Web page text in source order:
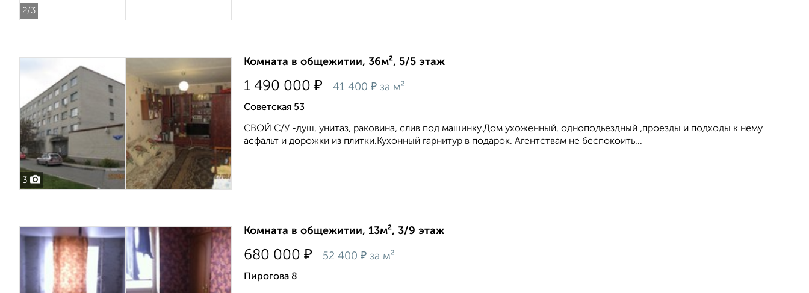
2/3
3
Комната в общежитии, 36м², 5/5 этаж
1 490 000 ₽ 41 400 ₽ за м²
Советская 53
СВОЙ С/У -душ, унитаз, раковина, слив под машинку.Дом ухоженный, одноподьездный ,проезды и подходы к нему
асфальт и дорожки из плитки.Кухонный гарнитур в подарок. Агентствам не беспокоить...
Комната в общежитии, 13м², 3/9 этаж
680 000 ₽ 52 400 ₽ за м²
Пирогова 8